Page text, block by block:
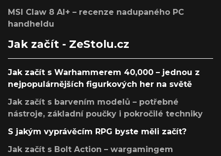
MSI Claw 8 AI+ – recenze nadupaného PC
handheldu
Jak začít - ZeStolu.cz
Jak začít s Warhammerem 40,000 – jednou z
nejpopulárnějších figurkových her na světě
Jak začít s barvením modelů – potřebné
nástroje, základní poučky i pokročilé techniky
S jakým vyprávěcím RPG byste měli začít?
Jak začít s Bolt Action – wargamingem